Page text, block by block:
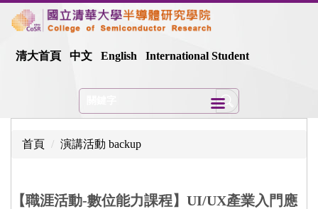
跳
到
主清大首頁 中文 English International Student
首頁 演講活動 backup
【職涯活動-數位能力課程】UI/UX產業入門應